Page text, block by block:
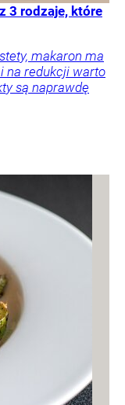
3 rodzaje, które
makaron ma
na redukcji warto
są naprawdę